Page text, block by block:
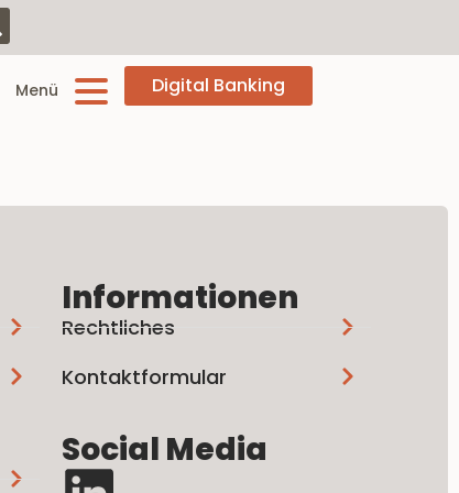
Menü Digital Banking
Informationen
Rechtliches
Kontaktformular
Social Media